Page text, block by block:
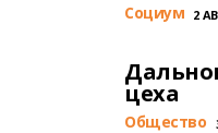
Cоциум 2
цеха
Общество